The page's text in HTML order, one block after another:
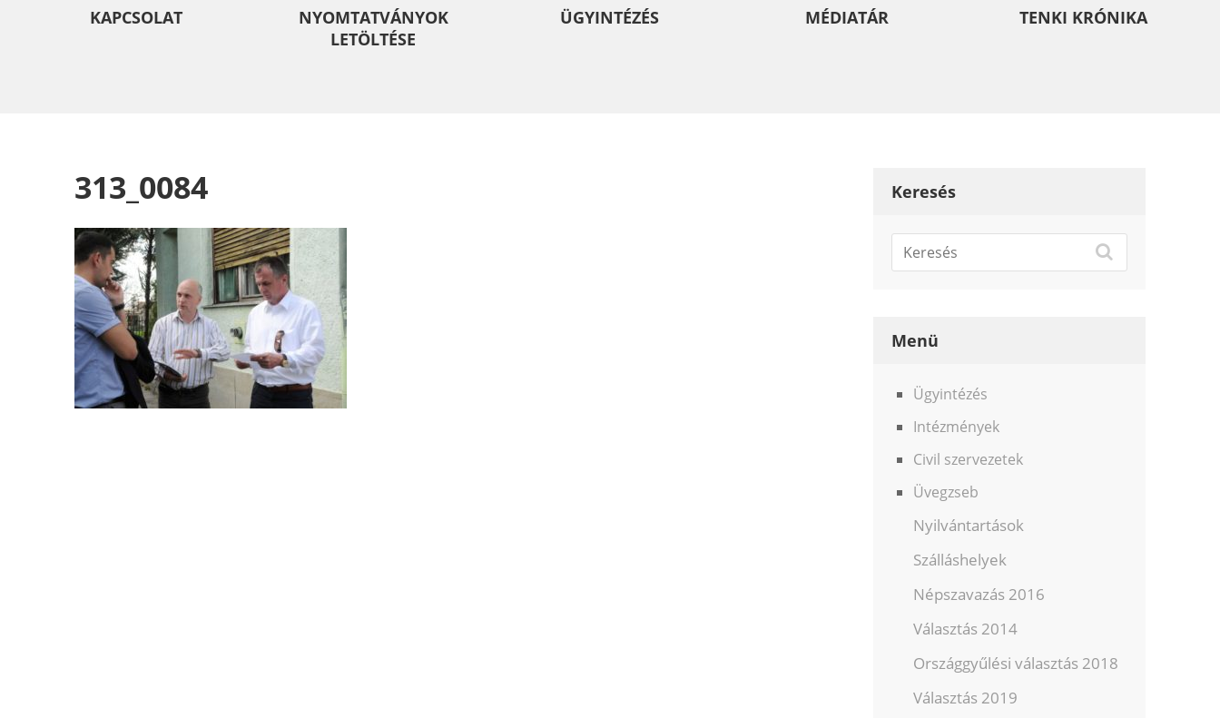
KAPCSOLAT
NYOMTATVÁNYOK
LETÖLTÉSE
ÜGYINTÉZÉS MÉDIATÁR TENKI KRÓNIKA
313_0084 Keresés
Menü
Ügyintézés
Intézmények
Civil szervezetek
Üvegzseb
Nyilvántartások
Szálláshelyek
Népszavazás 2016
Választás 2014
Országgyűlési választás 2018
Választás 2019